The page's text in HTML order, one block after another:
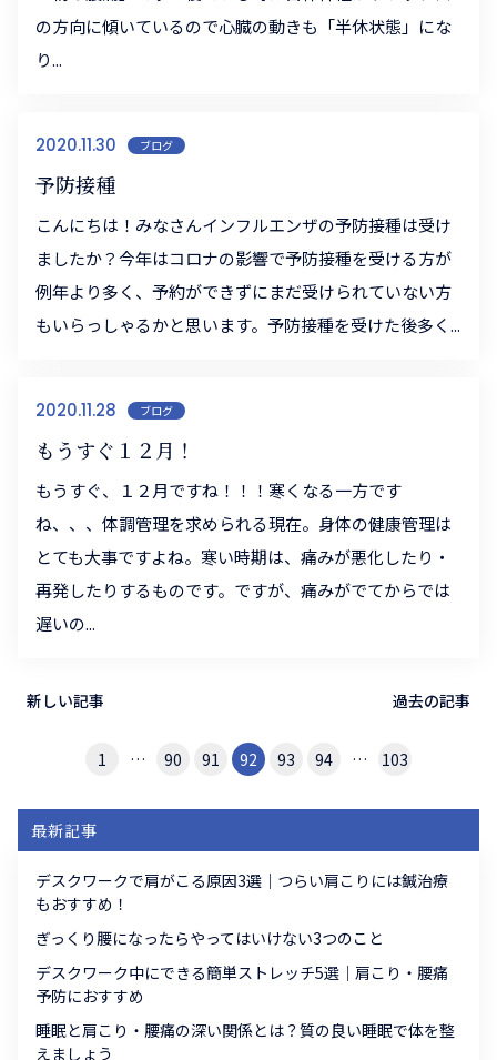
の方向に傾いているので心臓の動きも「半休状態」にな
り...
2020.11.30 ブログ
予防接種
こんにちは！みなさんインフルエンザの予防接種は受け
ましたか？今年はコロナの影響で予防接種を受ける方が
例年より多く、予約ができずにまだ受けられていない方
もいらっしゃるかと思います。予防接種を受けた後多く...
2020.11.28 ブログ
もうすぐ１２月！
もうすぐ、１２月ですね！！！寒くなる一方です
ね、、、体調管理を求められる現在。身体の健康管理は
とても大事ですよね。寒い時期は、痛みが悪化したり・
再発したりするものです。ですが、痛みがでてからでは
遅いの...
新しい記事
1 … 90 91 92 93 94 … 103
過去の記事
最新記事
デスクワークで肩がこる原因3選｜つらい肩こりには鍼治療
もおすすめ！
ぎっくり腰になったらやってはいけない3つのこと
デスクワーク中にできる簡単ストレッチ5選｜肩こり・腰痛
予防におすすめ
睡眠と肩こり・腰痛の深い関係とは？質の良い睡眠で体を整
えましょう